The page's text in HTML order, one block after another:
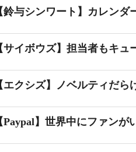
鈴与シンワート】カレンダ
サイボウズ】担当者もキ
エクシズ】ノベルティだら
Paypal】世界中にファン